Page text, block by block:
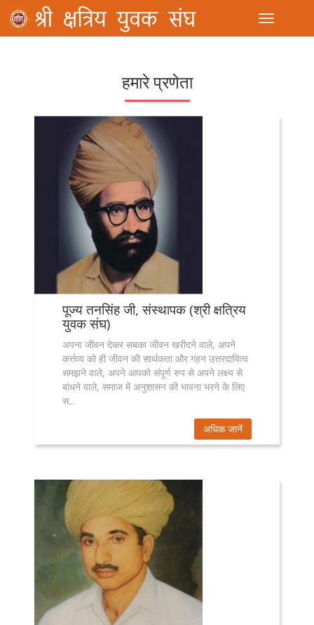
Toggle
हमारे प्रणेता
पूज्य तनसिंह जी, संस्थापक (श्री क्षत्रिय
युवक संघ)
अपना जीवन देकर सबका जीवन खरीदने वाले, अपने
कर्त्तव्य को ही जीवन की सार्थकता और गहन उत्तरदायित्व
समझने वाले, अपने आपको संपूर्ण रुप से अपने लक्ष्य से
बांधने वाले, समाज में अनुशासन की भावना भरने के लिए
स...
अधिक जानें